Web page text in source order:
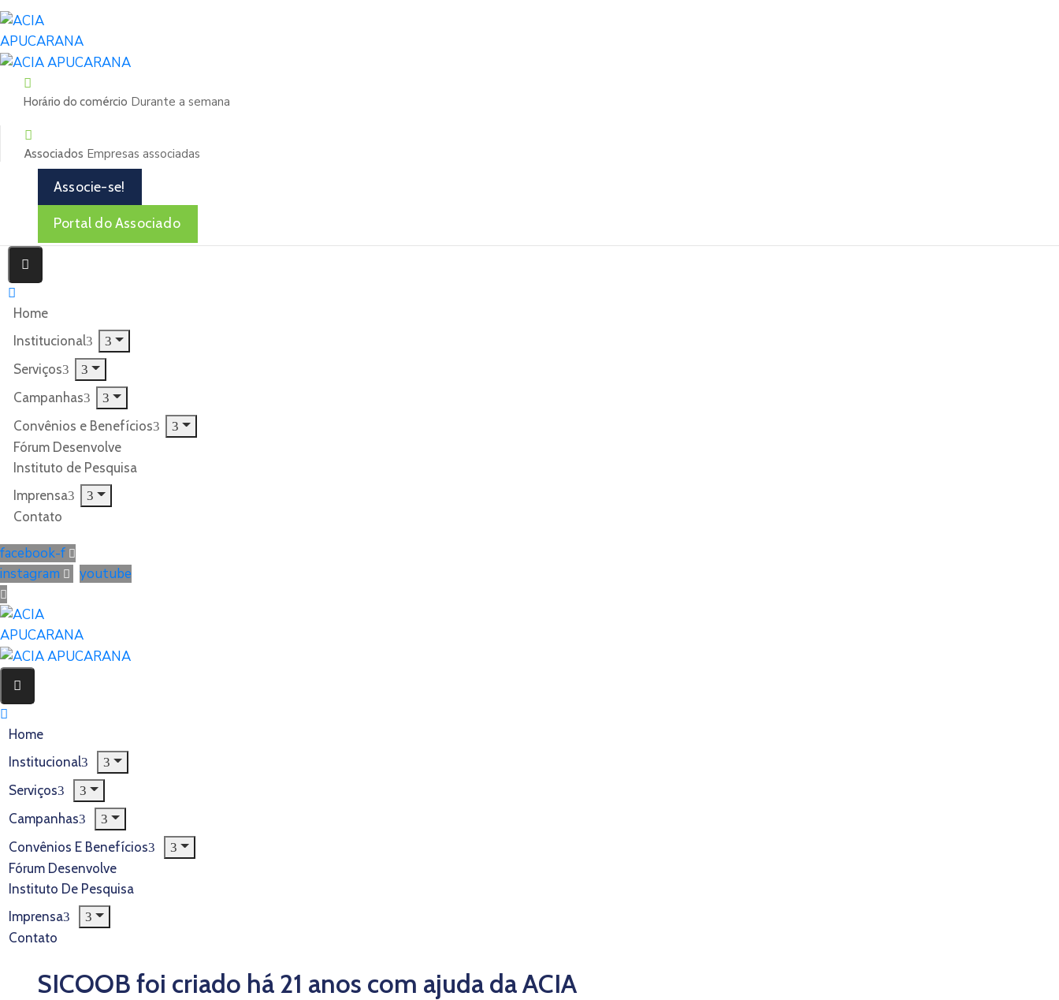
Horário do comércio Durante a semana
Associados Empresas associadas
Associe-se!
Portal do Associado
Home
Institucional
Serviços
Campanhas
Convênios e Benefícios
Fórum Desenvolve
Instituto de Pesquisa
Imprensa
Contato
facebook-f
instagram
youtube
Home
Institucional
Serviços
Campanhas
Convênios E Benefícios
Fórum Desenvolve
Instituto De Pesquisa
Imprensa
Contato
SICOOB foi criado há 21 anos com ajuda da ACIA